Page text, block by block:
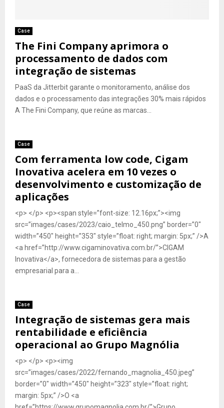
Case
The Fini Company aprimora o
processamento de dados com
integração de sistemas
PaaS da Jitterbit garante o monitoramento, análise dos
dados e o processamento das integrações 30% mais rápidos
A The Fini Company, que reúne as marcas...
Case
Com ferramenta low code, Cigam
Inovativa acelera em 10 vezes o
desenvolvimento e customização de
aplicações
<p> </p> <p><span style=”font-size: 12.16px;”><img
src=”images/cases/2023/caio_telmo_450.png” border=”0″
width=”450″ height=”353″ style=”float: right; margin: 5px;” />A
<a href=”http://www.cigaminovativa.com.br/”>CIGAM
Inovativa</a>, fornecedora de sistemas para a gestão
empresarial para a...
Case
Integração de sistemas gera mais
rentabilidade e eficiência
operacional ao Grupo Magnólia
<p> </p> <p><img
src=”images/cases/2022/fernando_magnolia_450.jpeg”
border=”0″ width=”450″ height=”323″ style=”float: right;
margin: 5px;” />O <a